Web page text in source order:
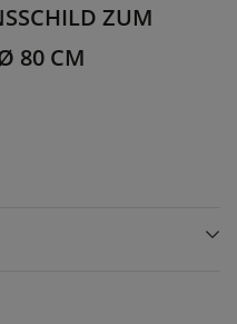
ZUM
80 CM